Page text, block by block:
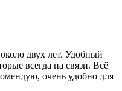
двух лет. Удобный
всегда на связи. Всё
очень удобно для